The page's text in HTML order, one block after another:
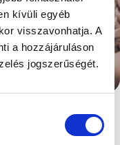
kívüli egyéb
visszavonhatja. A
a hozzájáruláson
jogszerűségét.